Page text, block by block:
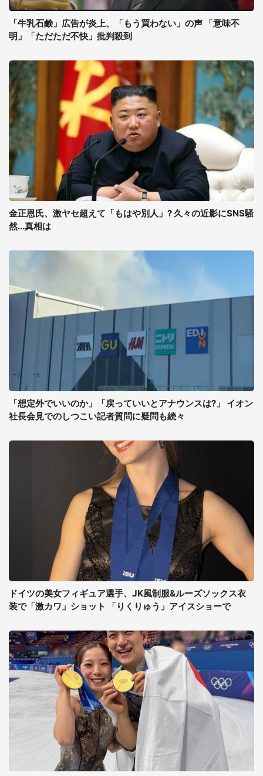
「牛乳石鹸」広告が炎上、「もう買わない」の声 「意味不
明」「ただただ不快」批判殺到
金正恩氏、激ヤセ超えて「もはや別人」? 久々の近影にSNS騒
然...真相は
「想定外でいいのか」「戻っていいとアナウンスは?」 イオン
社長会見でのしつこい記者質問に疑問も続々
ドイツの美女フィギュア選手、JK風制服&ルーズソックス衣
装で「激カワ」ショット 「りくりゅう」アイスショーで